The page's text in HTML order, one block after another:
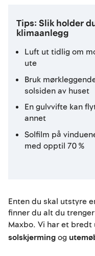
Tips: Slik holder
klimaanlegg
Luft ut tidlig om
ute
Bruk
solsiden av huset
En gulvvifte kan
annet
Solfilm på
med opptil 70 %
Enten du skal utstyre
finner du alt du
Maxbo. Vi har et bredt
solskjermingog